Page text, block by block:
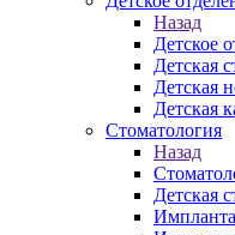
Назад
Детское
Детская
Детская
Детская
Стоматология
Назад
Детская